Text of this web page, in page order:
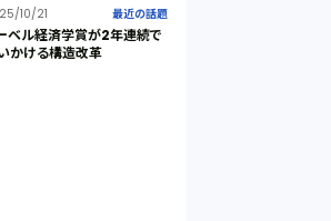
）10/21 最近の話題
ベル経済学賞が2年連続で
かける構造改革